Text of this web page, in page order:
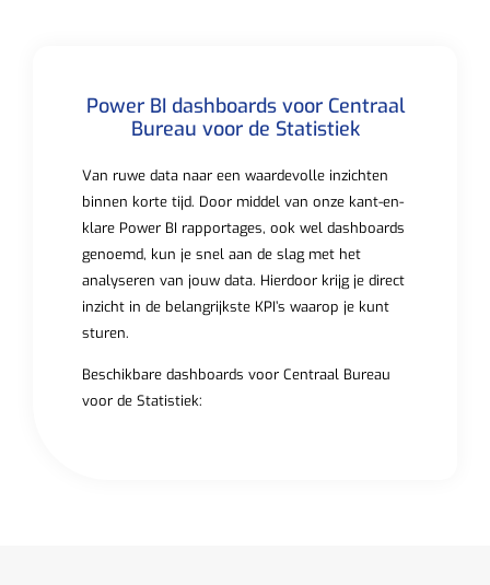
Power BI dashboards voor Centraal
Bureau voor de Statistiek
Van ruwe data naar een waardevolle inzichten
binnen korte tijd. Door middel van onze kant-en-
klare Power BI rapportages, ook wel dashboards
genoemd, kun je snel aan de slag met het
analyseren van jouw data. Hierdoor krijg je direct
inzicht in de belangrijkste KPI’s waarop je kunt
sturen.
Beschikbare dashboards voor Centraal Bureau
voor de Statistiek: